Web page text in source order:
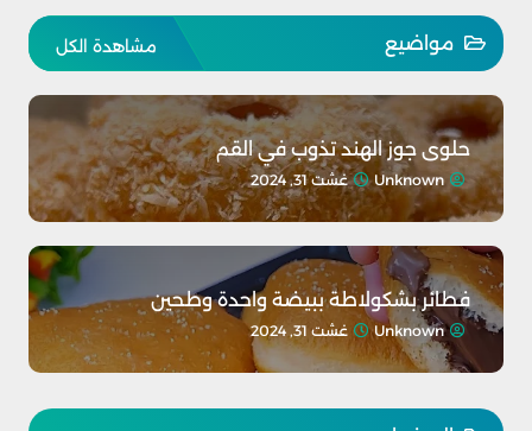
مشاهدة الكل مواضيع
حلوى جوز الهند تذوب في القم
Unknown غشت 31, 2024
فطائر بشكولاطة ببيضة واحدة وطحين
Unknown غشت 31, 2024